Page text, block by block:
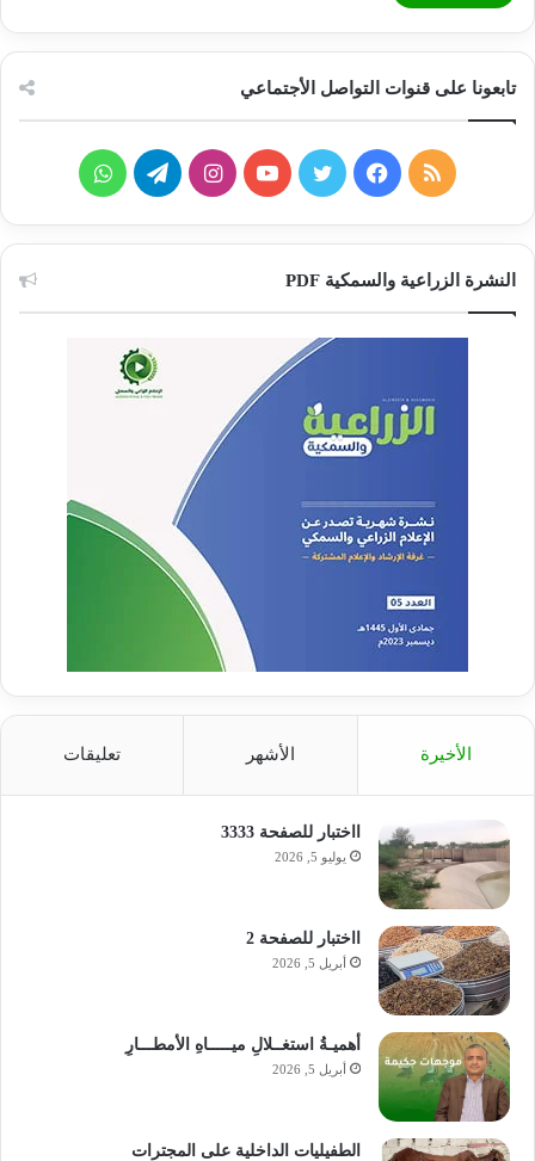
تابعونا على قنوات التواصل الأجتماعي
ملخص
الموقع
فيسبوكتويتر يوتيوبانستقرامتيلقرامواتساب
النشرة الزراعية والسمكية PDF
الأخيرة الأشهر تعليقات
ااختبار للصفحة 3333
يوليو 5, 2026
ااختبار للصفحة 2
أبريل 5, 2026
أهميـةُ استغــلالِ ميـــــاهِ الأمطـــارِ
أبريل 5, 2026
الطفيليات الداخلية على المجترات